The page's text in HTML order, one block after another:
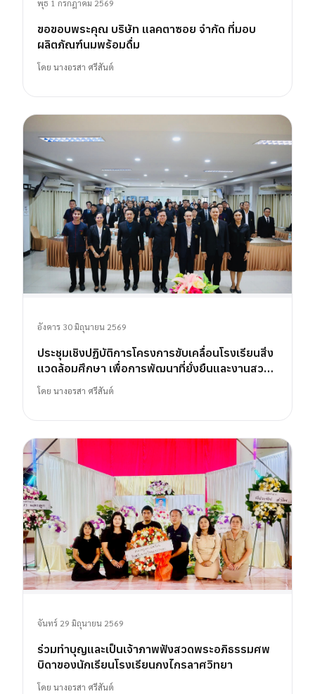
พุธ 1 กรกฎาคม 2569
ขอขอบพระคุณ บริษัท แลคตาซอย จำกัด ที่มอบ
ผลิตภัณฑ์นมพร้อมดื่ม
โดย นางอรสา ศรีสันต์
อังคาร 30 มิถุนายน 2569
ประชุมเชิงปฏิบัติการโครงการขับเคลื่อนโรงเรียนสิ่ง
แวดล้อมศึกษา เพื่อการพัฒนาที่ยั่งยืนและงานสวน
พฤกษศาสตร์โรงเรียน
โดย นางอรสา ศรีสันต์
จันทร์ 29 มิถุนายน 2569
ร่วมทำบุญและเป็นเจ้าภาพฟังสวดพระอภิธรรมศพ
บิดาของนักเรียนโรงเรียนกงไกรลาศวิทยา
โดย นางอรสา ศรีสันต์